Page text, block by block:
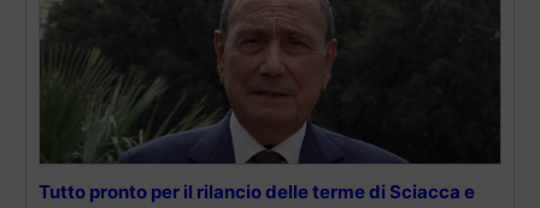
Tutto pronto per il rilancio delle terme di Sciacca e